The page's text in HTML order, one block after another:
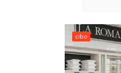
cibo